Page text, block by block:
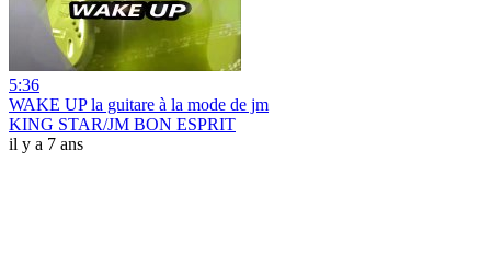
5:36
WAKE UP la guitare à la mode de jm
KING STAR/JM BON ESPRIT
il y a 7 ans